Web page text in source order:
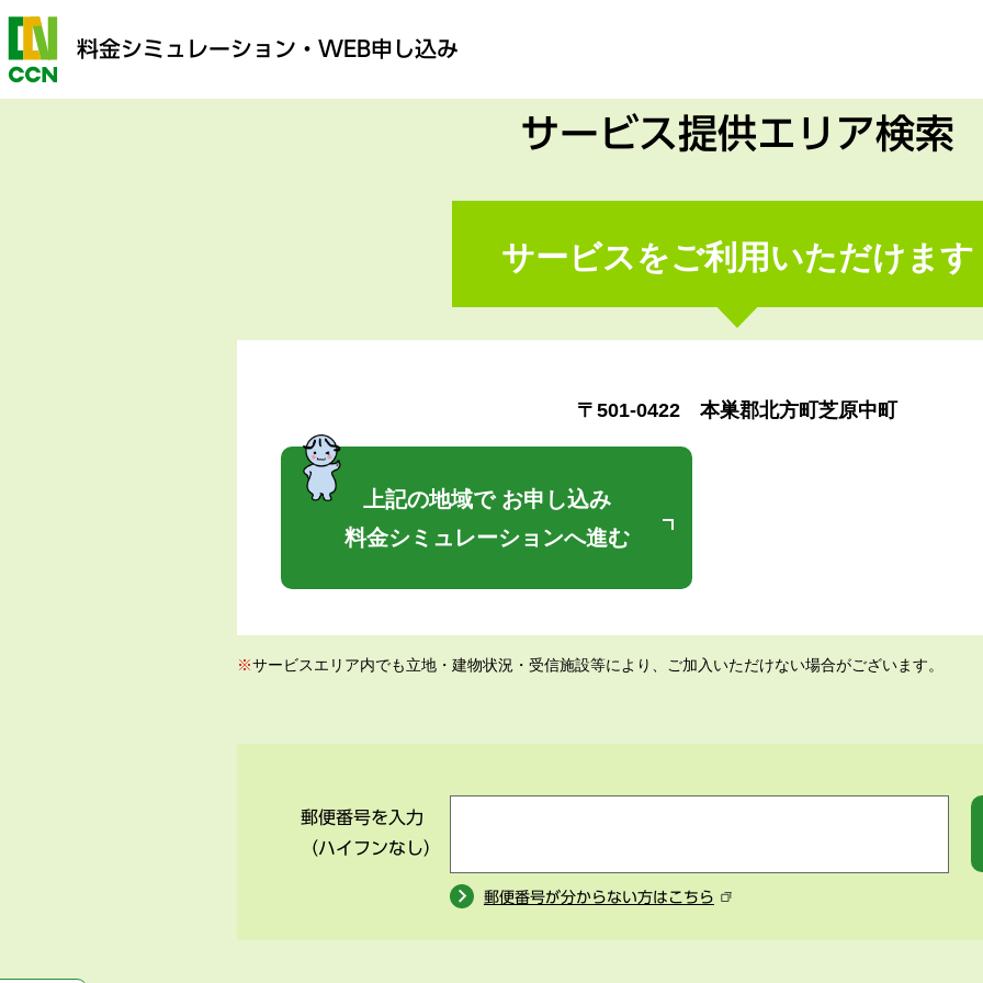
料金シミュレーション ・WEB申し込み
サービス提供エリア検索
サービスをご利用いただけます
〒501-0422 本巣郡北方町芝原中町
上記の地域で お申し込み
料金シミュレーションへ進む
※サービスエリア内でも立地・建物状況・受信施設等により、ご加入いただけない場合がございます。
郵便番号を入力
（ハイフンなし）
郵便番号が分からない方はこちら